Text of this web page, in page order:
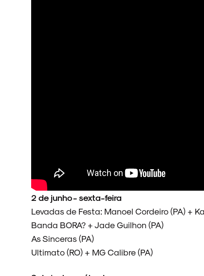
NOVIDADES
2 de junho - sexta-feira
Levadas de Festa: Manoel Cordeiro (PA) +
Banda BORA? + Jade Guilhon (PA)
As Sinceras (PA)
Ultimato (RO) + MG Calibre (PA)